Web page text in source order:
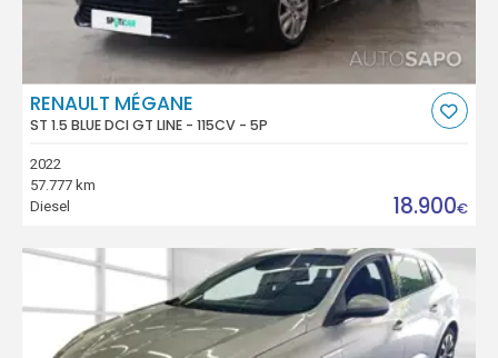
RENAULT MÉGANE
ST 1.5 BLUE DCI GT LINE - 115CV - 5P
2022
57.777 km
Diesel
18.900€